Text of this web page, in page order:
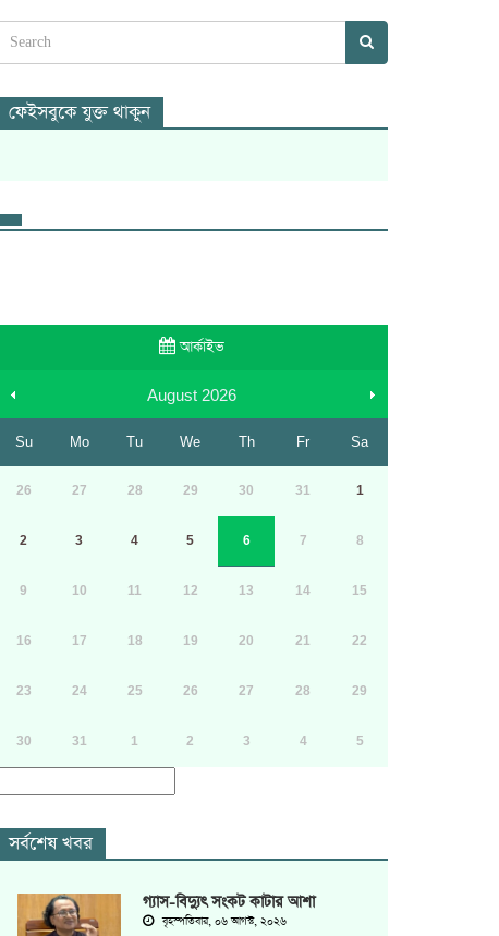
ফেইসবুকে যুক্ত থাকুন
আর্কাইভ
August 2026
Su Mo Tu We Th Fr Sa
26 27 28 29 30 31 1
2 3 4 5 6 7 8
9 10 11 12 13 14 15
16 17 18 19 20 21 22
23 24 25 26 27 28 29
30 31 1 2 3 4 5
সর্বশেষ খবর
গ্যাস-বিদ্যুৎ সংকট কাটার আশা
বৃহস্পতিবার, ০৬ আগস্ট, ২০২৬